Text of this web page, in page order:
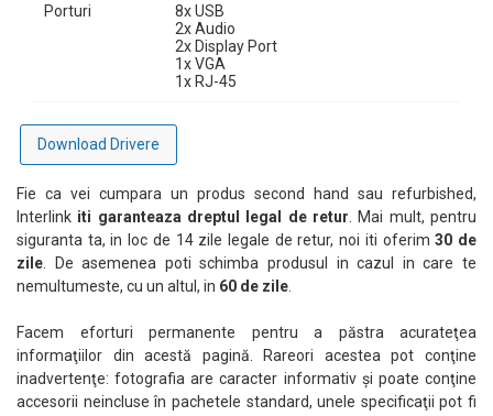
Porturi
8x USB
2x Audio
2x Display Port
1x VGA
1x RJ-45
Download Drivere
Fie ca vei cumpara un produs second hand sau refurbished,
Interlink iti garanteaza dreptul legal de retur . Mai mult, pentru
siguranta ta, in loc de 14 zile legale de retur, noi iti oferim30 de
zile . De asemenea poti schimba produsul in cazul in care te
nemultumeste, cu un altul, in 60 de zile
Facem eforturi permanente pentru a păstra acurateţea
informaţiilor din acestă pagină. Rareori acestea pot conţine
inadvertenţe: fotografia are caracter informativ şi poate conţine
accesorii neincluse în pachetele standard, unele specificaţii pot fi